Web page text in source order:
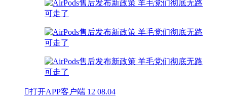
打开APP客户端 12 08.04